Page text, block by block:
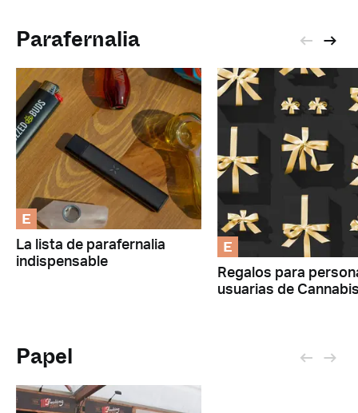
Parafernalia
E
La lista de parafernalia
indispensable
E
Regalos para
usuarias de
Papel